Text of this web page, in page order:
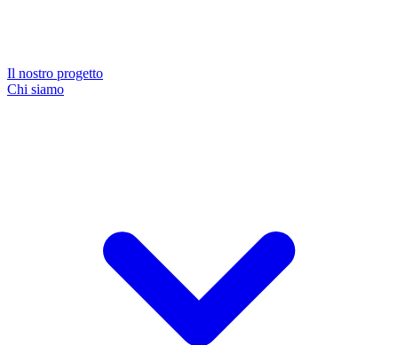
Il nostro progetto
Chi siamo